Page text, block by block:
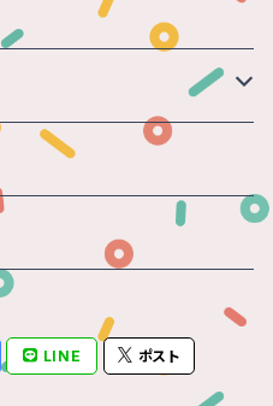
LINE ポスト